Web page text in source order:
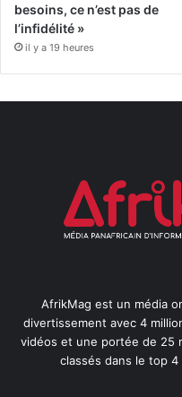
besoins, ce n’est pas de
l’infidélité »
il y a 19 heures
AfrikMag est un média
divertissement avec 4
vidéos et une portée de 25
classés dans le top 4